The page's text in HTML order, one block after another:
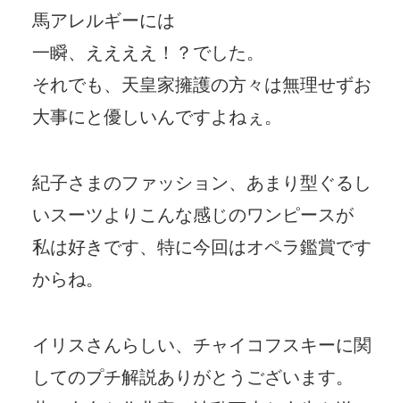
馬アレルギーには
一瞬、ええええ！？でした。
それでも、天皇家擁護の方々は無理せずお
大事にと優しいんですよねぇ。
紀子さまのファッション、あまり型ぐるし
いスーツよりこんな感じのワンピースが
私は好きです、特に今回はオペラ鑑賞です
からね。
イリスさんらしい、チャイコフスキーに関
してのプチ解説ありがとうございます。